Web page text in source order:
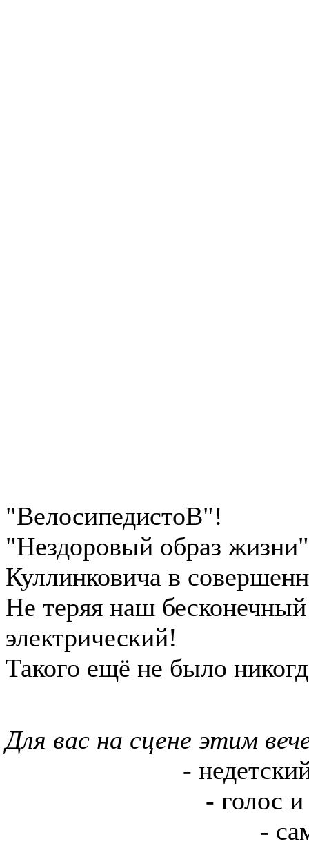
"ВелосипедистоВ"!
"Нездоровый образ
Куллинковича в
Не теряя наш бесконечный
электрический!
Такого ещё не было
Для вас на сцене этим
-
- голос
-